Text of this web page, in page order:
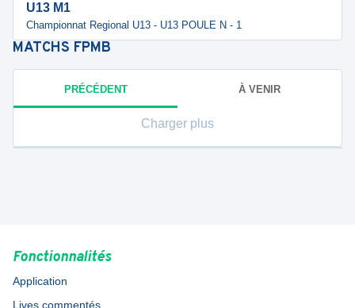
U13 M1
Championnat Regional U13 - U13 POULE N - 1
MATCHS FPMB
PRÉCÉDENT À VENIR
Charger plus
Fonctionnalités
Application
Lives commentés